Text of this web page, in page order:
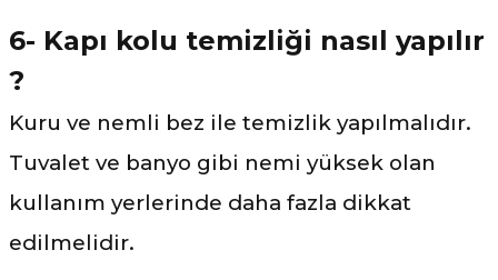
6- Kapı kolu temizliği nasıl yapılır
?
Kuru ve nemli bez ile temizlik yapılmalıdır.
Tuvalet ve banyo gibi nemi yüksek olan
kullanım yerlerinde daha fazla dikkat
edilmelidir.